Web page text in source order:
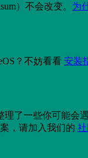
）不会改变。 为
？不妨看看 安装
理了一些你可能会
，请加入我们的